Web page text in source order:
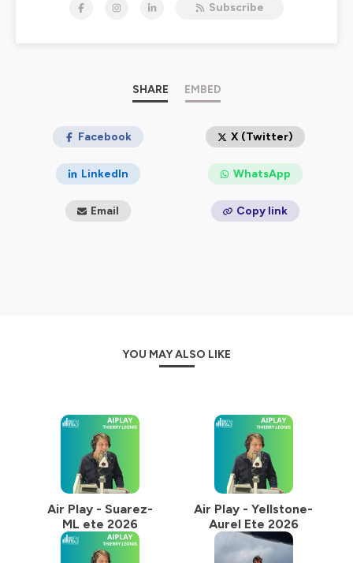
d’entreprendre aux auditeurs et confirme les liens
dans le cadre de toutes les transitions vers un monde
c’est aussi une diversité
auditeurs qui vivent
l’impact de l’Europe au quotidien. Bruxelles est la
diversifiée avec un peu moins de 200 nationalités
Subscribe
SHARE EMBED
Facebook X (Twitter)
LinkedIn WhatsApp
Email Copy link
YOU MAY ALSO LIKE
Air Play - Suarez-
ML ete 2026
Air Play - Yellstone-
Aurel Ete 2026